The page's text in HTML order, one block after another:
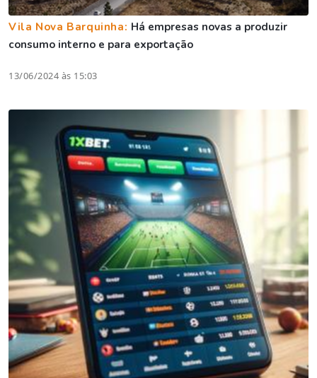
Vila Nova Barquinha: Há empresas novas a produzir
consumo interno e para exportação
13/06/2024 às 15:03